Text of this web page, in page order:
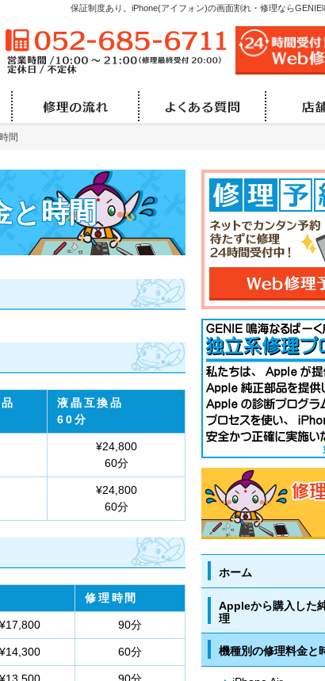
間
と時間
保証制度あり。iPhone(アイフォン)の画面割れ・修理ならGENIE
液晶互換品
60分
¥24,800
60分
¥24,800
60分
修理時間
¥17,800 90分
¥14,300 60分
ホーム
Appleから購入した
理
機種別の修理料金と
営業時
時間 症状別修理料金と時間
間